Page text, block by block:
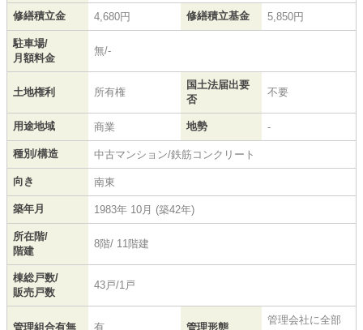
修繕積立金 4,680円 修繕積立基金 5,850円
駐車場/
月額料金
無/-
土地権利 所有権
国土法届出要
否
不要
用途地域 商業 地勢 -
種別/構造 中古マンション/鉄筋コンクリート
向き 南東
築年月 1983年 10月 (築42年)
所在階/
階建
8階/ 11階建
棟総戸数/
販売戸数
43戸/1戸
管理組合有無 有 管理形態
管理会社に全部